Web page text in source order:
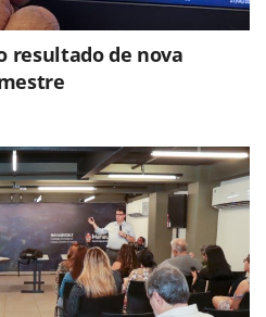
resultado de nova